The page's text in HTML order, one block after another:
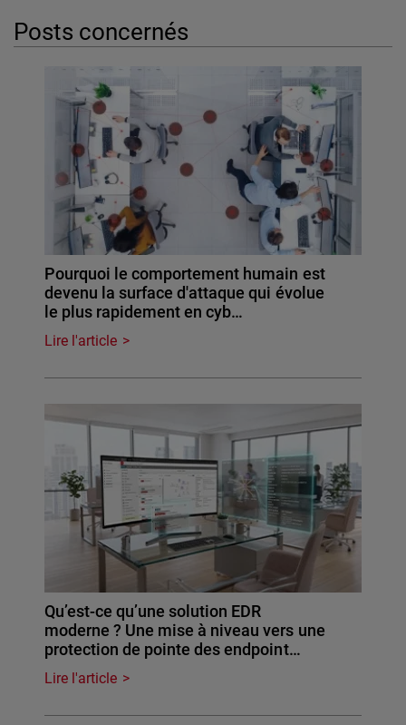
Posts concernés
Pourquoi le comportement humain est
devenu la surface d'attaque qui évolue
le plus rapidement en cyb…
Lire l'article
Qu’est-ce qu’une solution EDR
moderne ? Une mise à niveau vers une
protection de pointe des endpoint…
Lire l'article